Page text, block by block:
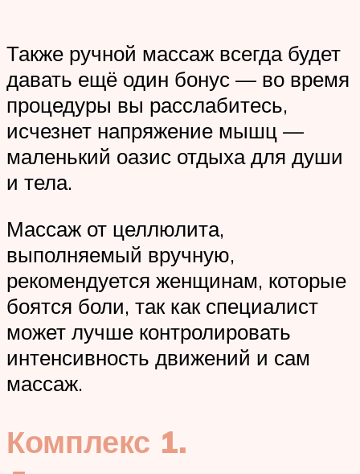
Также ручной массаж всегда будет
давать ещё один бонус — во время
процедуры вы расслабитесь,
исчезнет напряжение мышц —
маленький оазис отдыха для души
и тела.
Массаж от целлюлита,
выполняемый вручную,
рекомендуется женщинам, которые
боятся боли, так как специалист
может лучше контролировать
интенсивность движений и сам
массаж.
Комплекс 1.